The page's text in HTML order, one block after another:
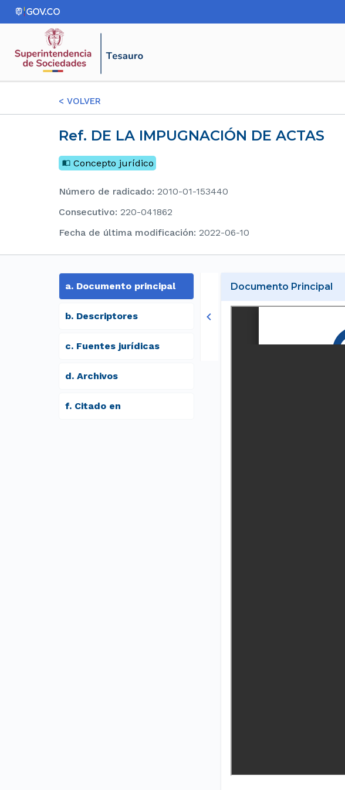
< VOLVER
Ref. DE LA IMPUGNACIÓN DE ACTAS
Concepto jurídico
Número de radicado: 2010-01-153440
consecutivo: 220-041862
Fecha de última modificación: 2022-06-10
a. Documento principal
b. Descriptores
c. Fuentes jurídicas
d. archivos
f. Citado en
Documento Principal